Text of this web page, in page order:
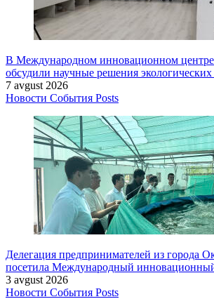
В Международном инновационном
обсудили научные решения
7 avgust 2026
Новости События Posts
Делегация предпринимателей из города
посетила Международный
3 avgust 2026
Новости События Posts